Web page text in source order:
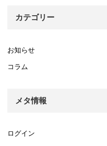
カテゴリー
お知らせ
コラム
メタ情報
ログイン